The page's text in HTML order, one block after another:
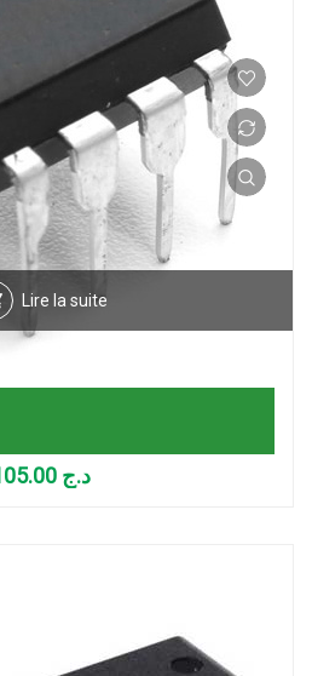
Lire la suite
د.ج